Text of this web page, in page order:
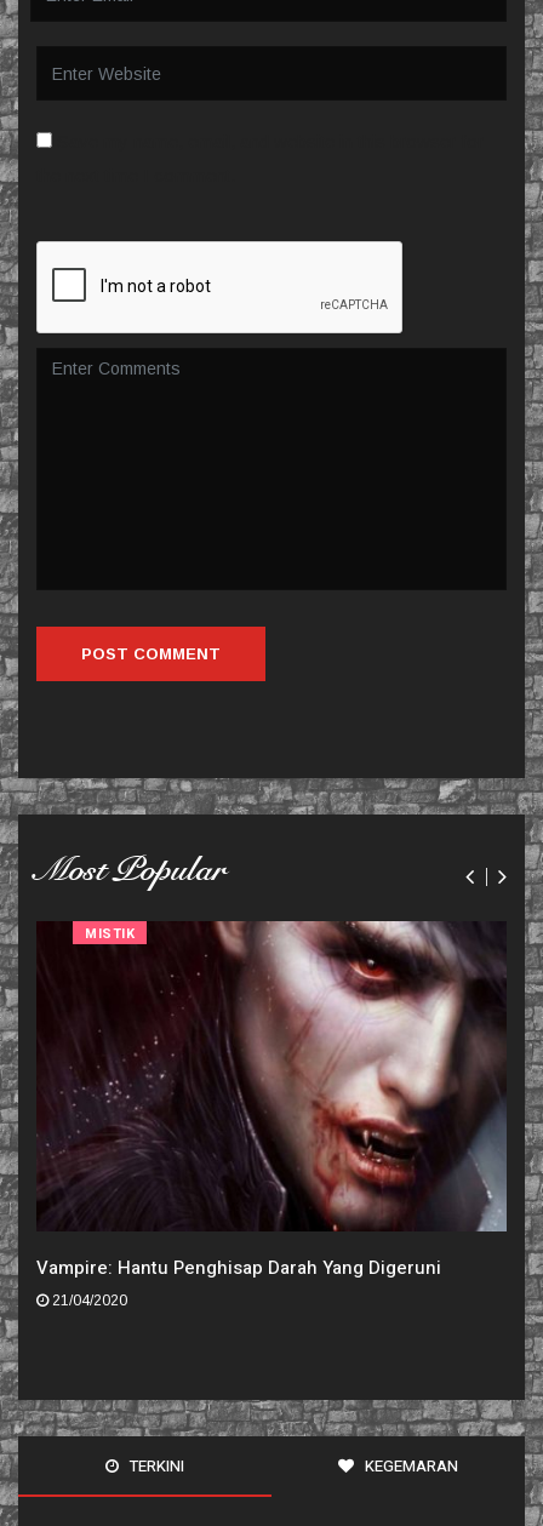
Most Popular
MISTIK
Vampire: Hantu Penghisap Darah Yang Digeruni
21/04/2020
TERKINI KEGEMARAN